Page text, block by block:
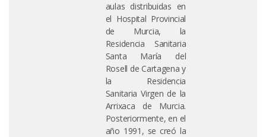
aulas distribuidas en
el Hospital Provincial
de Murcia, la
Residencia Sanitaria
Santa María del
Rosell de Cartagena y
la Residencia
Sanitaria Virgen de la
Arrixaca de Murcia.
Posteriormente, en el
año 1991, se creó la